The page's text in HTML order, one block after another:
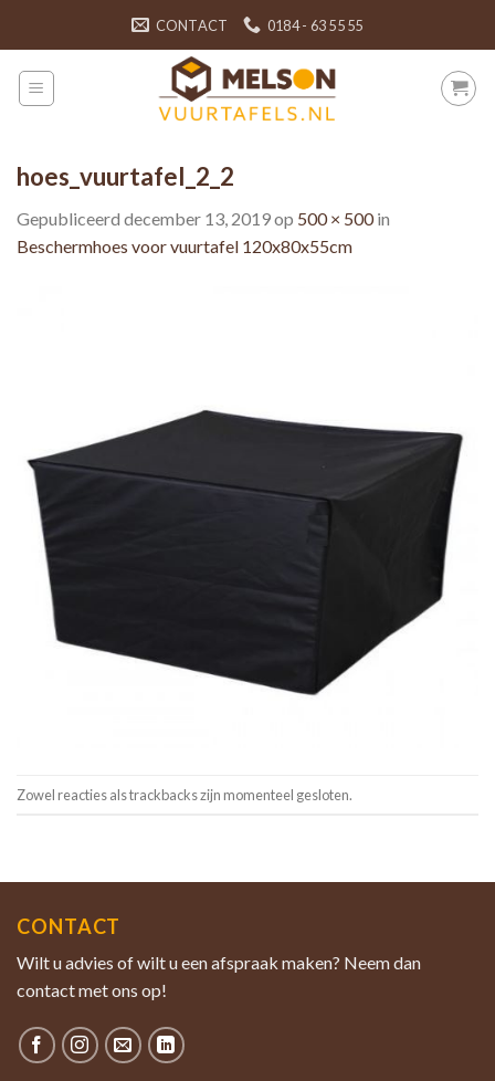
content
CONTACT 0184 - 63 55 55
hoes_vuurtafel_2_2
Gepubliceerd december 13, 2019op 500 × 500in
Beschermhoes voor vuurtafel 120x80x55cm
Zowel reacties als trackbacks zijn momenteel gesloten.
CONTACT
Wilt u advies of wilt u een afspraak maken? Neem dan
contact met ons op!